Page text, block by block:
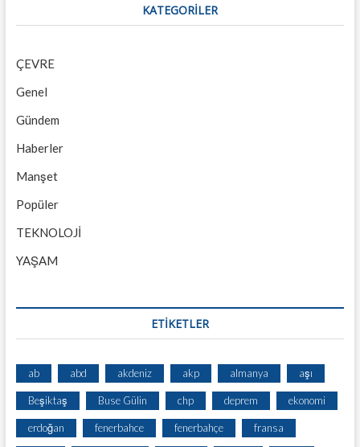
KATEGORILER
ÇEVRE
Genel
Gündem
Haberler
Manşet
Popüler
TEKNOLOJİ
YAŞAM
ETİKETLER
ab abd akdeniz akp almanya aşı
Beşiktaş Buse Gülin chp deprem ekonomi
erdoğan fenerbahce fenerbahçe fransa